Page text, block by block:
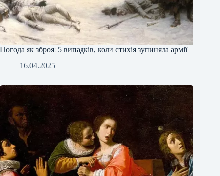
Погода як зброя: 5 випадків, коли стихія зупиняла армії
16.04.2025